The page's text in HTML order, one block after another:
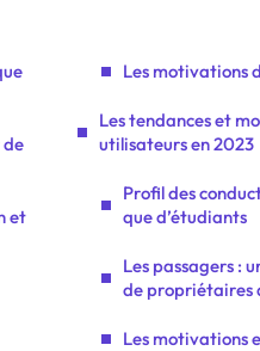
de
et
Les motivations
Les tendances et
utilisateurs en 2023
Profil des
que d’étudiants
Les passagers :
de propriétaires
Les motivations